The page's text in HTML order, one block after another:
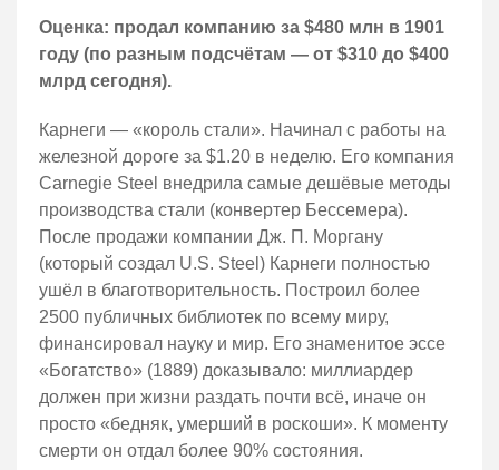
Оценка: продал компанию за $480 млн в 1901
году (по разным подсчётам — от $310 до $400
млрд сегодня).
Карнеги — «король стали». Начинал с работы на
железной дороге за $1.20 в неделю. Его компания
Carnegie Steel внедрила самые дешёвые методы
производства стали (конвертер Бессемера).
После продажи компании Дж. П. Моргану
(который создал U.S. Steel) Карнеги полностью
ушёл в благотворительность. Построил более
2500 публичных библиотек по всему миру,
финансировал науку и мир. Его знаменитое эссе
«Богатство» (1889) доказывало: миллиардер
должен при жизни раздать почти всё, иначе он
просто «бедняк, умерший в роскоши». К моменту
смерти он отдал более 90% состояния.